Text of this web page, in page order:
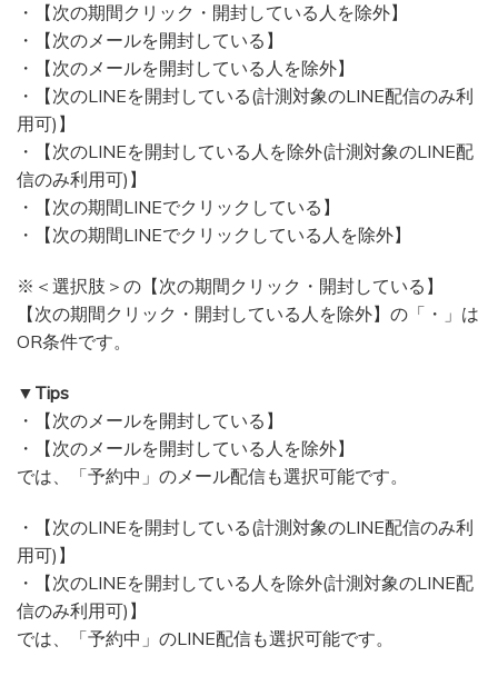
・【次の期間クリック・開封している人を除外】
・【次のメールを開封している】
・【次のメールを開封している人を除外】
・【次のLINEを開封している(計測対象のLINE配信のみ利
用可)】
・【次のLINEを開封している人を除外(計測対象のLINE配
信のみ利用可)】
・【次の期間LINEでクリックしている】
・【次の期間LINEでクリックしている人を除外】
※＜選択肢＞の【次の期間クリック・開封している】
【次の期間クリック・開封している人を除外】の「・」は
OR条件です。
▼Tips
・【次のメールを開封している】
・【次のメールを開封している人を除外】
では、「予約中」のメール配信も選択可能です。
・【次のLINEを開封している(計測対象のLINE配信のみ利
用可)】
・【次のLINEを開封している人を除外(計測対象のLINE配
信のみ利用可)】
では、「予約中」のLINE配信も選択可能です。